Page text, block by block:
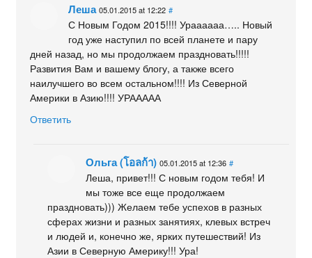
Леша 05.01.2015 at 12:22 #
С Новым Годом 2015!!!! Ураааааа….. Новый
год уже наступил по всей планете и пару
дней назад, но мы продолжаем праздновать!!!!!
Развития Вам и вашему блогу, а также всего
наилучшего во всем остальном!!!! Из Северной
Америки в Азию!!!! УРААААА
Ответить
Ольга (โอลก้า) 05.01.2015 at 12:36 #
Леша, привет!!! С новым годом тебя! И
мы тоже все еще продолжаем
праздновать))) Желаем тебе успехов в разных
сферах жизни и разных занятиях, клевых встреч
и людей и, конечно же, ярких путешествий! Из
Азии в Северную Америку!!! Ура!